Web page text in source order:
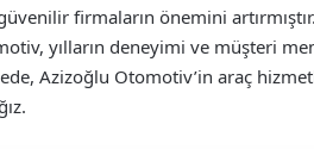
firmaların önemini
yılların deneyimi ve müşteri
Azizoğlu Otomotiv’in araç